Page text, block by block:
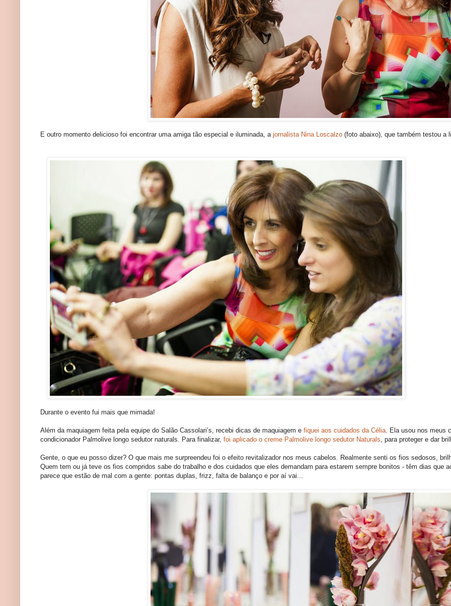
E outro momento delicioso foi encontrar uma amiga tão especial e iluminada, a jornalista Nina Loscalzo (foto abaixo), que também testou a
Durante o evento fui mais que mimada!
Além da maquiagem feita pela equipe do Salão Cassolari’s, recebi dicas de maquiagem e fiquei aos cuidados da Célia. Ela usou nos meus
condicionador Palmolive longo sedutor naturals. Para finalizar, foi aplicado o creme Palmolive longo sedutor Naturals, para proteger e dar
Gente, o que eu posso dizer? O que mais me surpreendeu foi o efeito revitalizador nos meus cabelos. Realmente senti os fios sedosos,
Quem tem ou já teve os fios compridos sabe do trabalho e dos cuidados que eles demandam para estarem sempre bonitos - têm dias que
parece que estão de mal com a gente: pontas duplas, frizz, falta de balanço e por aí vai...